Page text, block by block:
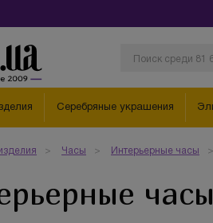
Серебряные украшения
Часы Интерьерные часы